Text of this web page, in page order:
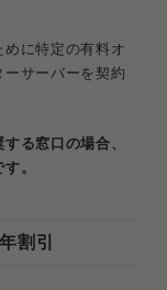
に特定の有料オ
サーバーを契約
る窓口の場合、
。
割引